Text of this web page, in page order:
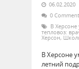
06.02.2020
0 Comment
В
тепловоз:
Херсон,
В Херсоне
летний